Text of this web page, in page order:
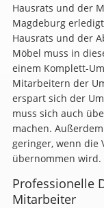
Hausrats und der
Magdeburg
Hausrats und der
Möbel muss in
einem Komplett-
Mitarbeitern der
erspart sich der
muss sich auch
machen.
geringer, wenn die
übernommen wird.
Professionelle
Mitarbeiter